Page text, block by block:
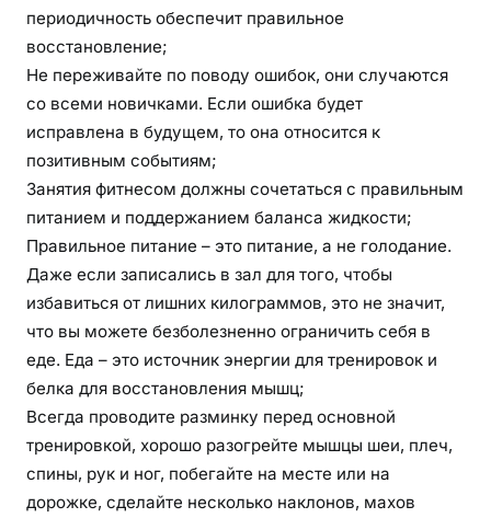
периодичность обеспечит правильное
восстановление;
Не переживайте по поводу ошибок, они случаются
со всеми новичками. Если ошибка будет
исправлена в будущем, то она относится к
позитивным событиям;
Занятия фитнесом должны сочетаться с правильным
питанием и поддержанием баланса жидкости;
Правильное питание – это питание, а не голодание.
Даже если записались в зал для того, чтобы
избавиться от лишних килограммов, это не значит,
что вы можете безболезненно ограничить себя в
еде. Еда – это источник энергии для тренировок и
белка для восстановления мышц;
Всегда проводите разминку перед основной
тренировкой, хорошо разогрейте мышцы шеи, плеч,
спины, рук и ног, побегайте на месте или на
дорожке, сделайте несколько наклонов, махов